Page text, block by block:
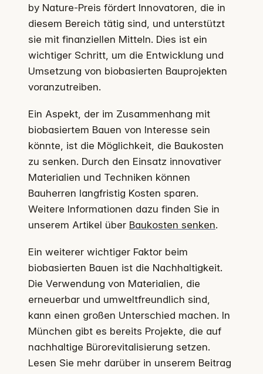
by Nature-Preis fördert Innovatoren, die in
diesem Bereich tätig sind, und unterstützt
sie mit finanziellen Mitteln. Dies ist ein
wichtiger Schritt, um die Entwicklung und
Umsetzung von biobasierten Bauprojekten
voranzutreiben.
Ein Aspekt, der im Zusammenhang mit
biobasiertem Bauen von Interesse sein
könnte, ist die Möglichkeit, die Baukosten
zu senken. Durch den Einsatz innovativer
Materialien und Techniken können
Bauherren langfristig Kosten sparen.
Weitere Informationen dazu finden Sie in
unserem Artikel über Baukosten senken.
Ein weiterer wichtiger Faktor beim
biobasierten Bauen ist die Nachhaltigkeit.
Die Verwendung von Materialien, die
erneuerbar und umweltfreundlich sind,
kann einen großen Unterschied machen. In
München gibt es bereits Projekte, die auf
nachhaltige Bürorevitalisierung setzen.
Lesen Sie mehr darüber in unserem Beitrag